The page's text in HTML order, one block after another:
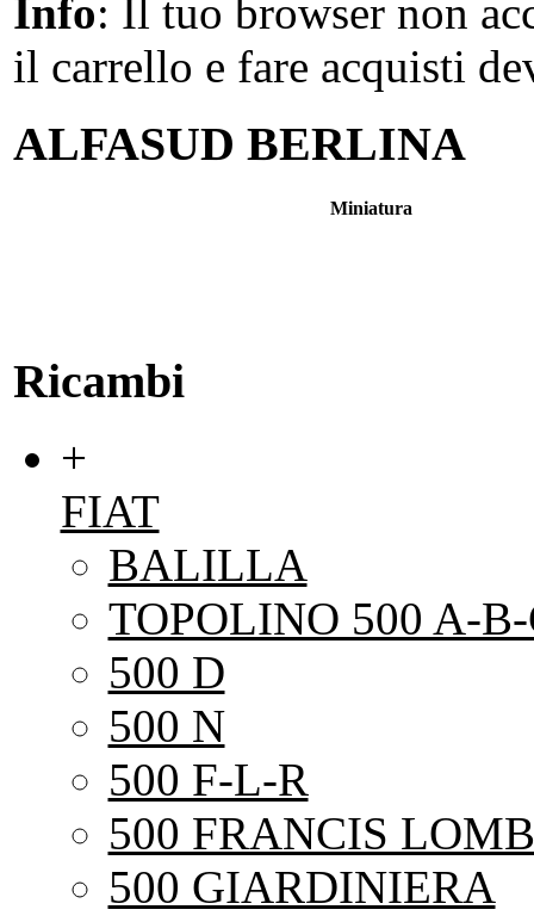
Info: Il tuo browser non
il carrello e fare acquisti
ALFASUD BERLINA
Miniatura
Ricambi
+
FIAT
BALILLA
TOPOLINO 500 A-
500 D
500 N
500 F-L-R
500 FRANCIS
500 GIARDINIERA